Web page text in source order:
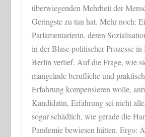
überwiegenden Mehrheit der
Geringste zu tun hat. Mehr noch:
Parlamentarierin, deren
in der Blase politischer Prozesse in
Berlin verlief. Auf die Frage, wie
mangelnde berufliche und
Erfahrung kompensieren wolle,
Kandidatin, Erfahrung sei nicht
sogar schädlich, wie gerade die
Pandemie bewiesen hätten. Ergo: